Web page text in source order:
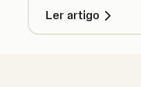
Ler artigo